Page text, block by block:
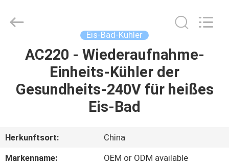
HAUS
PRODUKTE
UNS
Electronics
Eis-Bad-Kühler
AC220 - Wiederaufnahme-
Einheits-Kühler der
Gesundheits-240V für heißes
Eis-Bad
Herkunftsort:
China
Markenname:
OEM or ODM available